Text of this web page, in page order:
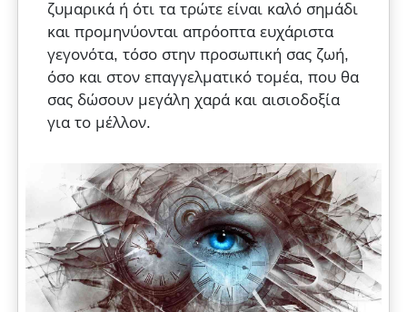
ζυμαρικά ή ότι τα τρώτε είναι καλό σημάδι
και προμηνύονται απρόοπτα ευχάριστα
γεγονότα, τόσο στην προσωπική σας ζωή,
όσο και στον επαγγελματικό τομέα, που θα
σας δώσουν μεγάλη χαρά και αισιοδοξία
για το μέλλον.